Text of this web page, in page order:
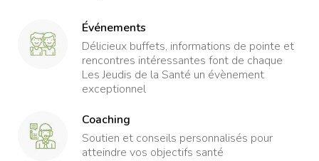
Événements
Délicieux buffets, informations de pointe et
rencontres intéressantes font de chaque
Les Jeudis de la Santé un évènement
exceptionnel
Coaching
Soutien et conseils personnalisés pour
atteindre vos objectifs santé